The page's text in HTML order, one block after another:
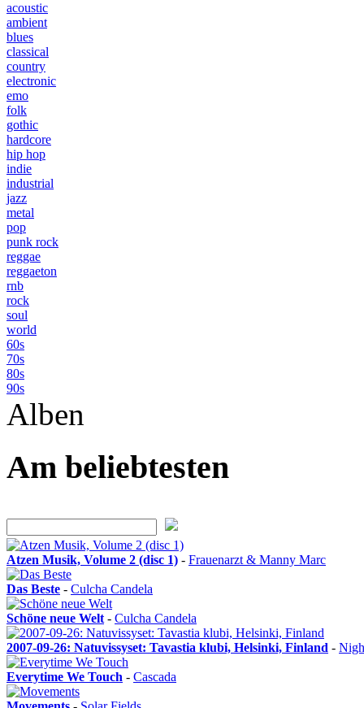
acoustic
ambient
blues
classical
country
electronic
emo
folk
gothic
hardcore
hip hop
indie
industrial
jazz
metal
pop
punk rock
reggae
reggaeton
rnb
rock
soul
world
60s
70s
80s
90s
Alben
Am beliebtesten
Atzen Musik, Volume 2 (disc 1) - Frauenarzt & Manny Marc
Das Beste - Culcha Candela
Schöne neue Welt - Culcha Candela
2007-09-26: Natuvissyset: Tavastia klubi, Helsinki, Finland -
Everytime We Touch - Cascada